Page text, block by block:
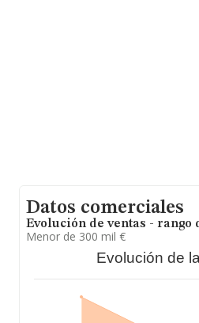
Datos comerciales
Evolución de ventas - rango
Menor de 300 mil €
Evolución de